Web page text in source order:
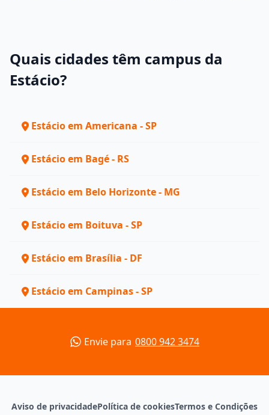
Quais cidades têm campus da
Estácio?
Estácio em Americana - SP
Estácio em Bagé - RS
Estácio em Belo Horizonte - MG
Estácio em Boituva - SP
Estácio em Brasília - DF
Estácio em Campinas - SP
Envie para 0800 942 3474
Aviso de privacidadePolítica de cookiesTermos e Condições